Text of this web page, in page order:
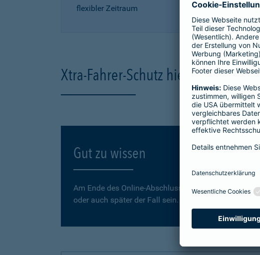
flexibler Zeitraum
Xtra-Fahrer-Schutz hier online
Gut zu wissen
Am Ende des Online-Abschlusses können Sie
oder auch später der Fall sein.